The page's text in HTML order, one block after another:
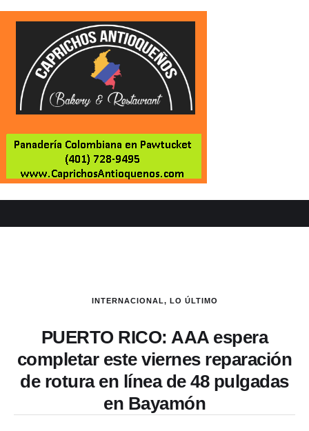
INTERNACIONAL, LO ÚLTIMO
PUERTO RICO: AAA espera
completar este viernes reparación
de rotura en línea de 48 pulgadas
en Bayamón